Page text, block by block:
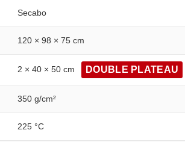
Secabo
120 × 98 × 75 cm
2 × 40 × 50 cm DOUBLE PLATEAU
350 g/cm²
225 °C